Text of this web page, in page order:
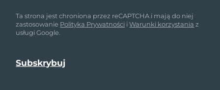
Ta strona jest chroniona przez reCAPTCHA i mają do niej
zastosowanie Polityka Prywatności iWarunki korzystania z
usługi Google.